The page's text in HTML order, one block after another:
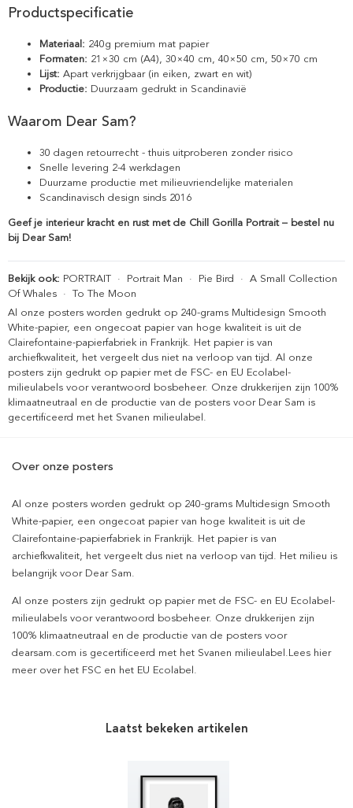
Productspecificatie
Materiaal: 240g premium mat papier
Formaten: 21×30 cm (A4), 30×40 cm, 40×50 cm, 50×70 cm
Lijst: Apart verkrijgbaar (in eiken, zwart en wit)
Productie: Duurzaam gedrukt in Scandinavië
Waarom Dear Sam?
30 dagen retourrecht - thuis uitproberen zonder risico
Snelle levering 2-4 werkdagen
Duurzame productie met milieuvriendelijke materialen
Scandinavisch design sinds 2016
Geef je interieur kracht en rust met de Chill Gorilla Portrait – bestel nu
bij Dear Sam!
Bekijk ook: PORTRAIT · Portrait Man · Pie Bird · A Small Collection
Of Whales · To The Moon
Al onze posters worden gedrukt op 240-grams Multidesign Smooth
White-papier, een ongecoat papier van hoge kwaliteit is uit de
Clairefontaine-papierfabriek in Frankrijk. Het papier is van
archiefkwaliteit, het vergeelt dus niet na verloop van tijd. Al onze
posters zijn gedrukt op papier met de FSC- en EU Ecolabel-
milieulabels voor verantwoord bosbeheer. Onze drukkerijen zijn 100%
klimaatneutraal en de productie van de posters voor Dear Sam is
gecertificeerd met het Svanen milieulabel.
Over onze posters
Al onze posters worden gedrukt op 240-grams Multidesign Smooth
White-papier, een ongecoat papier van hoge kwaliteit is uit de
Clairefontaine-papierfabriek in Frankrijk. Het papier is van
archiefkwaliteit, het vergeelt dus niet na verloop van tijd. Het milieu is
belangrijk voor Dear Sam.
Al onze posters zijn gedrukt op papier met de FSC- en EU Ecolabel-
milieulabels voor verantwoord bosbeheer. Onze drukkerijen zijn
100% klimaatneutraal en de productie van de posters voor
dearsam.com is gecertificeerd met het Svanen milieulabel.Lees hier
meer over het FSC en het EU Ecolabel.
Laatst bekeken artikelen